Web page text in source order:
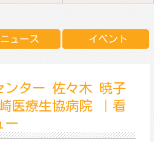
ニュース イベント
ンター 佐々木 暁子
医療生協病院 ｜看
ー